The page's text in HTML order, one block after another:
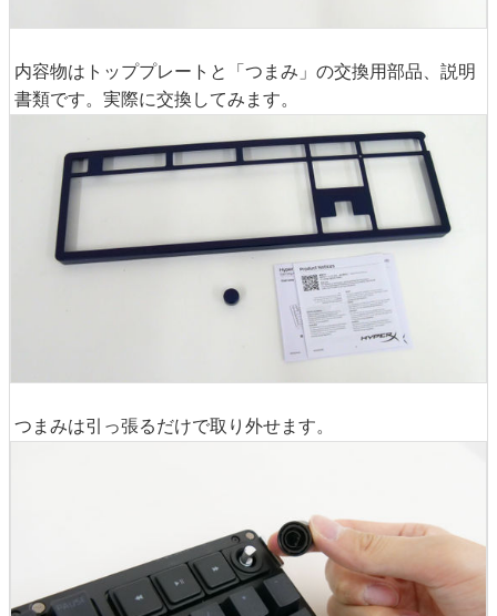
内容物はトッププレートと「つまみ」の交換用部品、説明
書類です。実際に交換してみます。
つまみは引っ張るだけで取り外せます。